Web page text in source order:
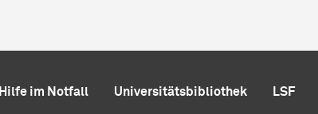
Hilfe im Notfall Universitätsbibliothek LSF